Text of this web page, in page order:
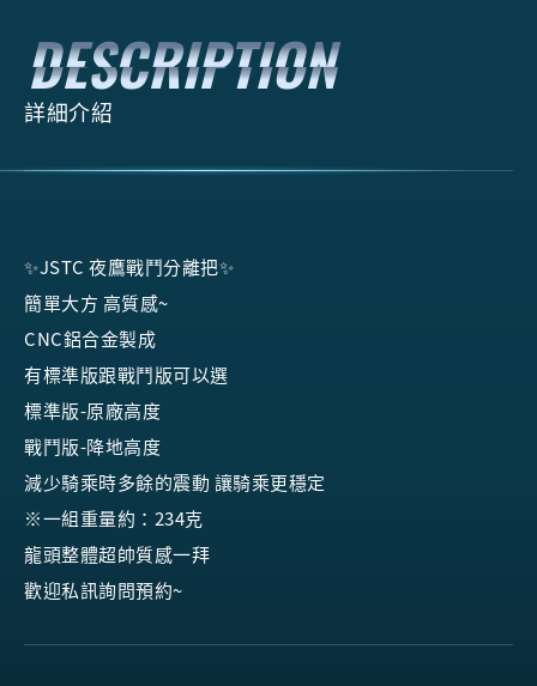
詳細介紹
✨JSTC 夜鷹戰鬥分離把✨
簡單大方 高質感~
CNC鋁合金製成
有標準版跟戰鬥版可以選
標準版-原廠高度
戰鬥版-降地高度
減少騎乘時多餘的震動 讓騎乘更穩定
※一組重量約：234克
龍頭整體超帥質感一拜
歡迎私訊詢問預約~